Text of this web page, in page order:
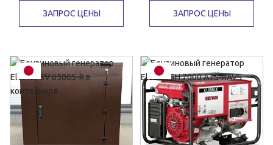
ЗАПРОС ЦЕНЫ ЗАПРОС ЦЕНЫ